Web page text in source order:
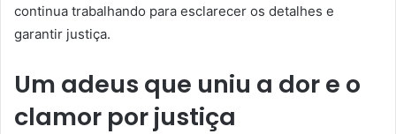
continua trabalhando para esclarecer os detalhes e
garantir justiça.
Um adeus que uniu a dor e o
clamor por justiça